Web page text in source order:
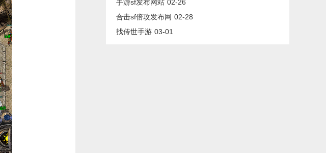
手游sf发布网站 02-26
合击sf倍攻发布网 02-28
找传世手游 03-01